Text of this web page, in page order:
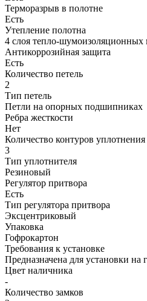
Терморазрыв в полотне
Есть
Утепление полотна
4 слоя тепло-шумоизоляционных
Антикоррозийная защита
Есть
Количество петель
2
Тип петель
Петли на опорных подшипниках
Ребра жесткости
Нет
Количество контуров уплотнения
3
Тип уплотнителя
Резиновый
Регулятор притвора
Есть
Тип регулятора притвора
Эксцентриковый
Упаковка
Гофрокартон
Требования к установке
Предназначена для установки на
Цвет наличника
-
Количество замков